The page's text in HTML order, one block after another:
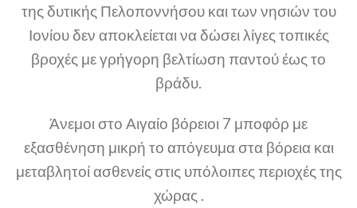
της δυτικής Πελοποννήσου και των νησιών του
Ιονίου δεν αποκλείεται να δώσει λίγες τοπικές
βροχές με γρήγορη βελτίωση παντού έως το
βράδυ.
Άνεμοι στο Αιγαίο βόρειοι 7 μποφόρ με
εξασθένηση μικρή το απόγευμα στα βόρεια και
μεταβλητοί ασθενείς στις υπόλοιπες περιοχές της
χώρας .